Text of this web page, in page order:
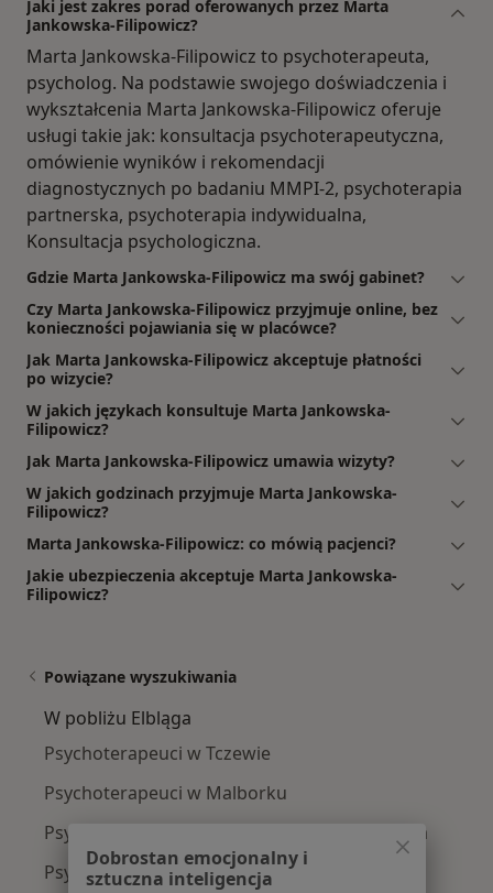
Jaki jest zakres porad oferowanych przez Marta
Jankowska-Filipowicz?
Marta Jankowska-Filipowicz to psychoterapeuta,
psycholog. Na podstawie swojego doświadczenia i
wykształcenia Marta Jankowska-Filipowicz oferuje
usługi takie jak: konsultacja psychoterapeutyczna,
omówienie wyników i rekomendacji
diagnostycznych po badaniu MMPI-2, psychoterapia
partnerska, psychoterapia indywidualna,
Konsultacja psychologiczna.
Gdzie Marta Jankowska-Filipowicz ma swój gabinet?
Czy Marta Jankowska-Filipowicz przyjmuje online, bez
konieczności pojawiania się w placówce?
Jak Marta Jankowska-Filipowicz akceptuje płatności
po wizycie?
W jakich językach konsultuje Marta Jankowska-
Filipowicz?
Jak Marta Jankowska-Filipowicz umawia wizyty?
W jakich godzinach przyjmuje Marta Jankowska-
Filipowicz?
Marta Jankowska-Filipowicz: co mówią pacjenci?
Jakie ubezpieczenia akceptuje Marta Jankowska-
Filipowicz?
Powiązane wyszukiwania
W pobliżu Elbląga
Psychoterapeuci w Tczewie
Psychoterapeuci w Malborku
Psychoterapeuci w Nowym Dworze Gdańskim
Psychoterapeuci w
Dobrostan emocjonalny i
sztuczna inteligencja